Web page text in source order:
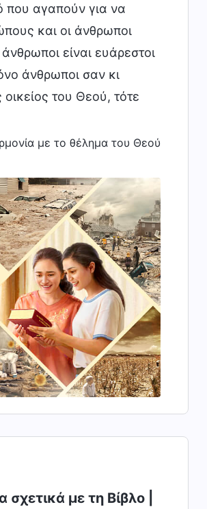
που αγαπούν για να
και οι άνθρωποι
είναι ευάρεστοι
άνθρωποι σαν κι
του Θεού, τότε
με το θέλημα του Θεού
με τη Βίβλο |